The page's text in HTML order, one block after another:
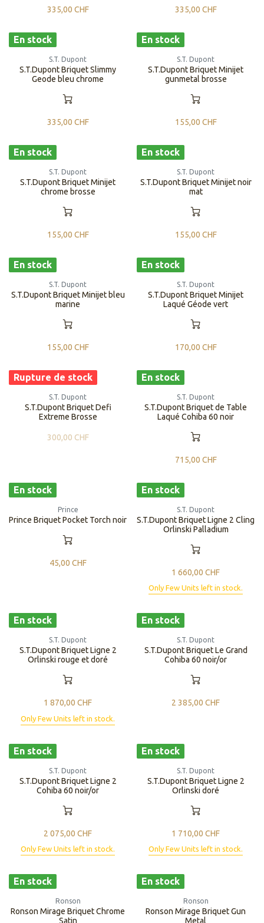
335,00 CHF 335,00 CHF
En stock
S.T. Dupont
S.T.Dupont Briquet Slimmy
Geode bleu chrome
335,00 CHF
En stock
S.T. Dupont
S.T.Dupont Briquet Minijet
gunmetal brosse
155,00 CHF
En stock
S.T. Dupont
S.T.Dupont Briquet Minijet
chrome brosse
155,00 CHF
En stock
S.T. Dupont
S.T.Dupont Briquet Minijet noir
mat
155,00 CHF
En stock
S.T. Dupont
S.T.Dupont Briquet Minijet bleu
marine
155,00 CHF
En stock
S.T. Dupont
S.T.Dupont Briquet Minijet
Laqué Géode vert
170,00 CHF
Rupture de stock
S.T. Dupont
S.T.Dupont Briquet Defi
Extreme Brosse
300,00 CHF
En stock
S.T. Dupont
S.T.Dupont Briquet de Table
Laqué Cohiba 60 noir
715,00 CHF
En stock
Prince
Prince Briquet Pocket Torch noir
45,00 CHF
En stock
S.T. Dupont
S.T.Dupont Briquet Ligne 2 Cling
Orlinski Palladium
1 660,00 CHF
Only Few Units left in stock.
En stock
S.T. Dupont
S.T.Dupont Briquet Ligne 2
Orlinski rouge et doré
1 870,00 CHF
Only Few Units left in stock.
En stock
S.T. Dupont
S.T.Dupont Briquet Le Grand
Cohiba 60 noir/or
2 385,00 CHF
En stock
S.T. Dupont
S.T.Dupont Briquet Ligne 2
Cohiba 60 noir/or
2 075,00 CHF
Only Few Units left in stock.
En stock
S.T. Dupont
S.T.Dupont Briquet Ligne 2
Orlinski doré
1 710,00 CHF
Only Few Units left in stock.
En stock
Ronson
Ronson Mirage Briquet Chrome
Satin
En stock
Ronson
Ronson Mirage Briquet Gun
Metal